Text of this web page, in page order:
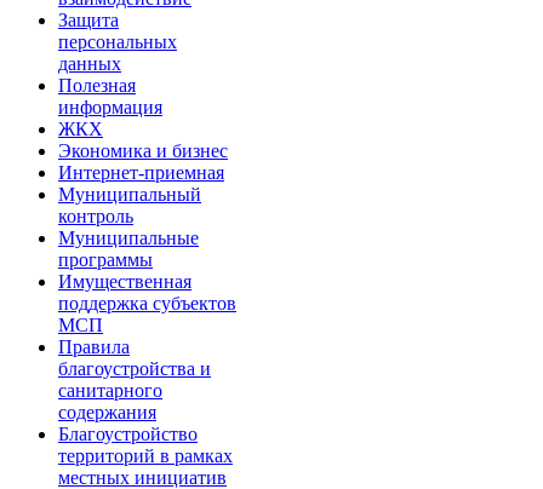
Защита
персональных
данных
Полезная
информация
ЖКХ
Экономика и бизнес
Интернет-приемная
Муниципальный
контроль
Муниципальные
программы
Имущественная
поддержка субъектов
МСП
Правила
благоустройства и
санитарного
содержания
Благоустройство
территорий в рамках
местных инициатив